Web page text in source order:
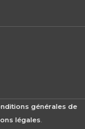
générales de
légales.